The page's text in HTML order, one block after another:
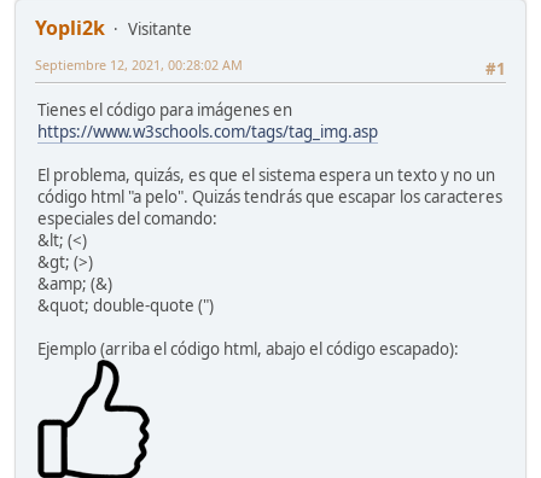
Yopli2k
Visitante
#1
Septiembre 12, 2021, 00:28:02 AM
Tienes el código para imágenes en
https://www.w3schools.com/tags/tag_img.asp
El problema, quizás, es que el sistema espera un texto y no un
código html "a pelo". Quizás tendrás que escapar los caracteres
especiales del comando:
&lt; (<)
&gt; (>)
&amp; (&)
&quot; double-quote (")
Ejemplo (arriba el código html, abajo el código escapado):